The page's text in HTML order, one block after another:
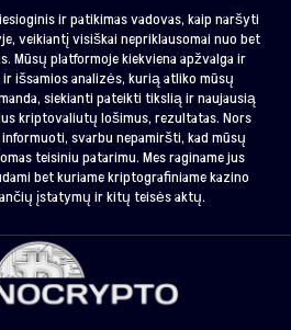
ir patikimas vadovas, kaip naršyti
veikiantį visiškai nepriklausomai nuo bet
Mūsų platformoje kiekviena apžvalga ir
išsamios analizės, kurią atliko mūsų
siekianti pateikti tikslią ir naujausią
kriptovaliutų lošimus, rezultatas. Nors
svarbu nepamiršti, kad mūsų
teisiniu patarimu. Mes raginame jus
bet kuriame kriptografiniame kazino
įstatymų ir kitų teisės aktų.